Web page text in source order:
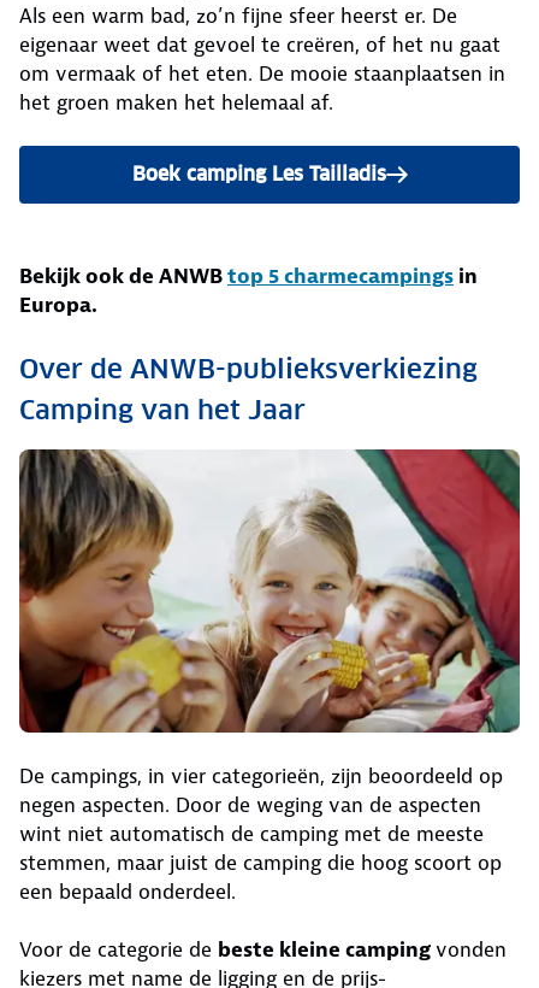
Als een warm bad, zo’n fijne sfeer heerst er. De
eigenaar weet dat gevoel te creëren, of het nu gaat
om vermaak of het eten. De mooie staanplaatsen in
het groen maken het helemaal af.
Boek camping Les Tailladis
Bekijk ook de ANWBtop 5 charmecampings in
Europa.
Over de ANWB-publieksverkiezing
Camping van het Jaar
De campings, in vier categorieën, zijn beoordeeld op
negen aspecten. Door de weging van de aspecten
wint niet automatisch de camping met de meeste
stemmen, maar juist de camping die hoog scoort op
een bepaald onderdeel.
Voor de categorie de beste kleine campingvonden
kiezers met name de ligging en de prijs-